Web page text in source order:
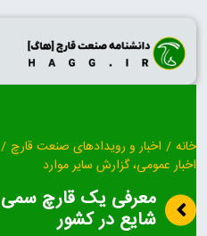
Skip
content
خانه / اخبار و رویدادهای صنعت قارچ /
اخبار عمومی، گزارش سایر موارد
معرفی یک قارچ سمی
شایع در کشور